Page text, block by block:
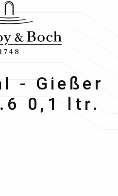
Boch
- Gießer
0,1 ltr.